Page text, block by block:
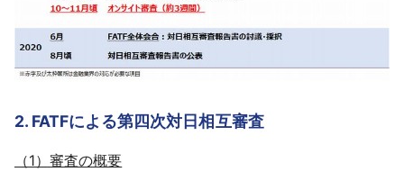
2. FATFによる第四次対日相互審査
（1）審査の概要